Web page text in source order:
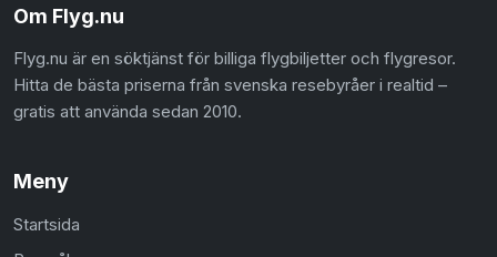
Om Flyg.nu
Flyg.nu är en söktjänst för billiga flygbiljetter och flygresor.
Hitta de bästa priserna från svenska resebyråer i realtid –
gratis att använda sedan 2010.
Meny
Startsida